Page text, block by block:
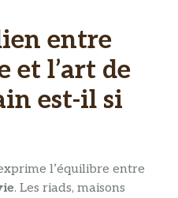
entre
et l’art de
est-il si
l’équilibre entre
. Les riads, maisons